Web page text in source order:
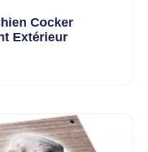
Cocker
Extérieur